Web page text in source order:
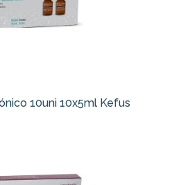
10uni 10x5ml Kefus